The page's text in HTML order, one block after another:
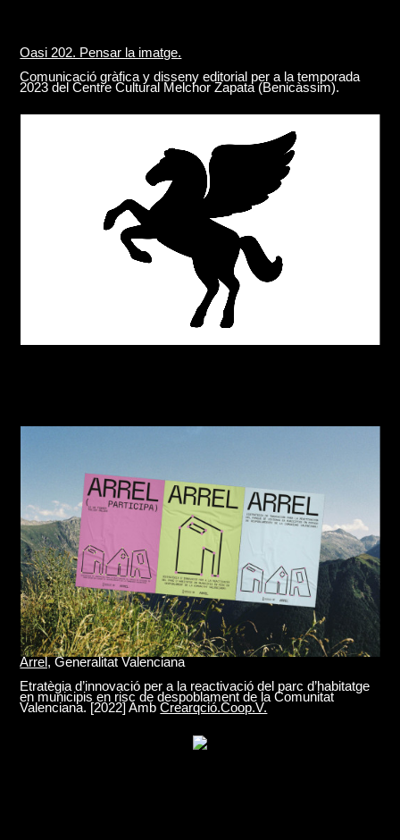
Oasi 202. Pensar la imatge.
Comunicació gràfica y disseny editorial per a la temporada
2023 del Centre Cultural Melchor Zapata (Benicàssim).
Love's Club
Arrel,Generalitat Valenciana
Etratègia d’innovació per a la reactivació del parc d’habitatge
en municipis en risc de despoblament de la Comunitat
Valenciana. [2022] AmbCrearqció.Coop.V.